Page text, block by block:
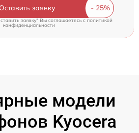
Оставить заявку
заявку" Вы соглашаетесь c политикой
конфиденциальности
модели
Kyocera